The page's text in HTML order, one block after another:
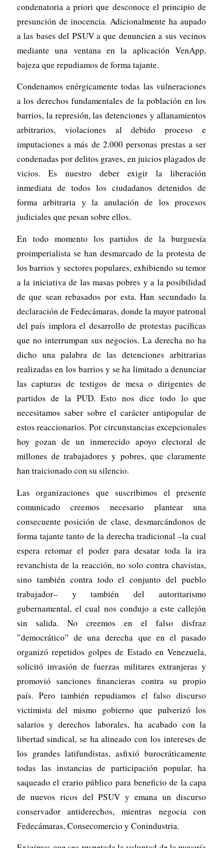
condenatoria a priori que desconoce el principio de
presunción de inocencia. Adicionalmente ha aupado
a las bases del PSUV a que denuncien a sus vecinos
mediante una ventana en la aplicación VenApp,
bajeza que repudiamos de forma tajante.
Condenamos enérgicamente todas las vulneraciones
a los derechos fundamentales de la población en los
barrios, la represión, las detenciones y allanamientos
arbitrarios, violaciones al debido proceso e
imputaciones a más de 2.000 personas prestas a ser
condenadas por delitos graves, en juicios plagados de
vicios. Es nuestro deber exigir la liberación
inmediata de todos los ciudadanos detenidos de
forma arbitraria y la anulación de los procesos
judiciales que pesan sobre ellos.
En todo momento los partidos de la burguesía
proimperialista se han desmarcado de la protesta de
los barrios y sectores populares, exhibiendo su temor
a la iniciativa de las masas pobres y a la posibilidad
de que sean rebasados por esta. Han secundado la
declaración de Fedecámaras, donde la mayor patronal
del país implora el desarrollo de protestas pacíficas
que no interrumpan sus negocios. La derecha no ha
dicho una palabra de las detenciones arbitrarias
realizadas en los barrios y se ha limitado a denunciar
las capturas de testigos de mesa o dirigentes de
partidos de la PUD. Esto nos dice todo lo que
necesitamos saber sobre el carácter antipopular de
estos reaccionarios. Por circunstancias excepcionales
hoy gozan de un inmerecido apoyo electoral de
millones de trabajadores y pobres, que claramente
han traicionado con su silencio.
Las organizaciones que suscribimos el presente
comunicado creemos necesario plantear una
consecuente posición de clase, desmarcándonos de
forma tajante tanto de la derecha tradicional –la cual
espera retomar el poder para desatar toda la ira
revanchista de la reacción, no solo contra chavistas,
sino también contra todo el conjunto del pueblo
trabajador– y también del autoritarismo
gubernamental, el cual nos condujo a este callejón
sin salida. No creemos en el falso disfraz
”democrático” de una derecha que en el pasado
organizó repetidos golpes de Estado en Venezuela,
solicitó invasión de fuerzas militares extranjeras y
promovió sanciones financieras contra su propio
país. Pero también repudiamos el falso discurso
victimista del mismo gobierno que pulverizó los
salarios y derechos laborales, ha acabado con la
libertad sindical, se ha alineado con los intereses de
los grandes latifundistas, asfixió burocráticamente
todas las instancias de participación popular, ha
saqueado el erario público para beneficio de la capa
de nuevos ricos del PSUV y emana un discurso
conservador antiderechos, mientras negocia con
Fedecámaras, Consecomercio y Conindustria.